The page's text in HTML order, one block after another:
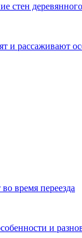
стен
и рассаживают
время переезда
и